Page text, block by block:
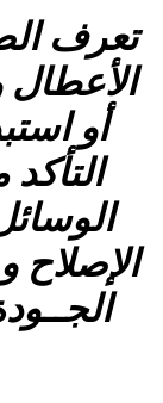
تعرف
أو
الإصلاح